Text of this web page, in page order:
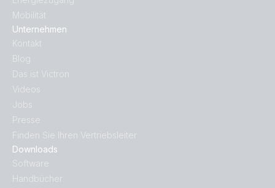
Downloads
Software
Handbücher
Mobilität
Unternehmen
Kontakt
Blog
Das ist Victron
Videos
Jobs
Presse
Finden Sie Ihren Vertriebsleiter